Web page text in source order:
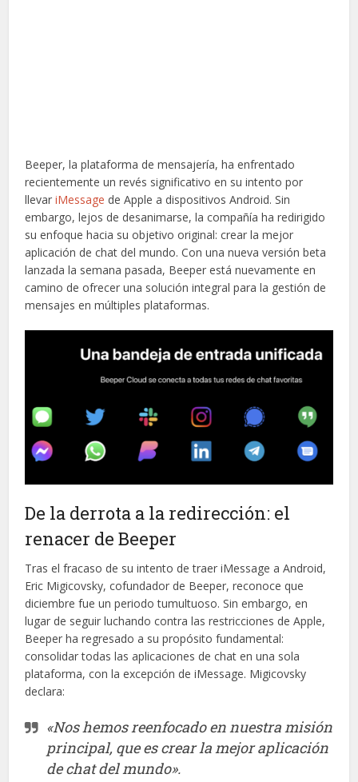
Beeper, la plataforma de mensajería, ha enfrentado
recientemente un revés significativo en su intento por
llevariMessage de Apple a dispositivos Android. Sin
embargo, lejos de desanimarse, la compañía ha redirigido
su enfoque hacia su objetivo original: crear la mejor
aplicación de chat del mundo. Con una nueva versión beta
lanzada la semana pasada, Beeper está nuevamente en
camino de ofrecer una solución integral para la gestión de
mensajes en múltiples plataformas.
De la derrota a la redirección: el
renacer de Beeper
Tras el fracaso de su intento de traer iMessage a Android,
Eric Migicovsky, cofundador de Beeper, reconoce que
diciembre fue un periodo tumultuoso. Sin embargo, en
lugar de seguir luchando contra las restricciones de Apple,
Beeper ha regresado a su propósito fundamental:
consolidar todas las aplicaciones de chat en una sola
plataforma, con la excepción de iMessage. Migicovsky
declara:
«Nos hemos reenfocado en nuestra misión
principal, que es crear la mejor aplicación
de chat del mundo».